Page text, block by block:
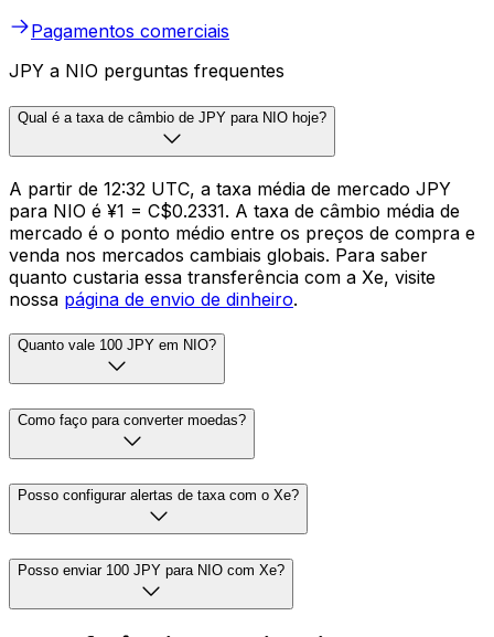
Pagamentos comerciais
JPY a NIO perguntas frequentes
Qual é a taxa de câmbio de JPY para NIO hoje?
A partir de 12:32 UTC, a taxa média de mercado JPY
para NIO é ¥1 = C$0.2331. A taxa de câmbio média de
mercado é o ponto médio entre os preços de compra e
venda nos mercados cambiais globais. Para saber
quanto custaria essa transferência com a Xe, visite
nossa página de envio de dinheiro.
Quanto vale 100 JPY em NIO?
Como faço para converter moedas?
Posso configurar alertas de taxa com o Xe?
Posso enviar 100 JPY para NIO com Xe?